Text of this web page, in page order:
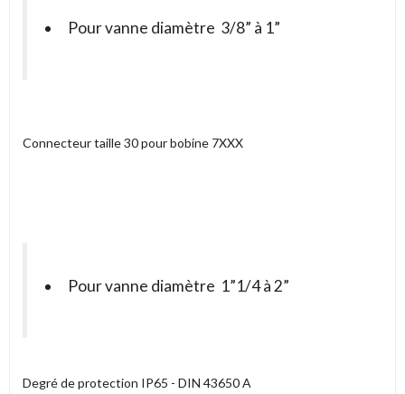
Pour vanne diamètre 3/8” à 1”
Connecteur taille 30 pour bobine 7XXX
Pour vanne diamètre 1”1/4 à 2”
Degré de protection IP65 - DIN 43650 A